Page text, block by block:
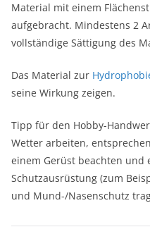
Material mit einem
aufgebracht. Mindestens 2
vollständige Sättigung des
Das Material zur
seine Wirkung zeigen.
Tipp für den Hobby-
Wetter arbeiten,
einem Gerüst beachten und
Schutzausrüstung (zum
und Mund-/Nasenschutz